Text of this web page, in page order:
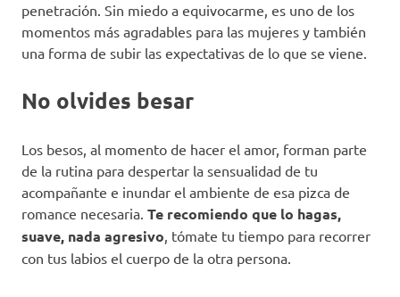
penetración. Sin miedo a equivocarme, es uno de los
momentos más agradables para las mujeres y también
una forma de subir las expectativas de lo que se viene.
No olvides besar
Los besos, al momento de hacer el amor, forman parte
de la rutina para despertar la sensualidad de tu
acompañante e inundar el ambiente de esa pizca de
romance necesaria. Te recomiendo que lo hagas,
suave, nada agresivo, tómate tu tiempo para recorrer
con tus labios el cuerpo de la otra persona.